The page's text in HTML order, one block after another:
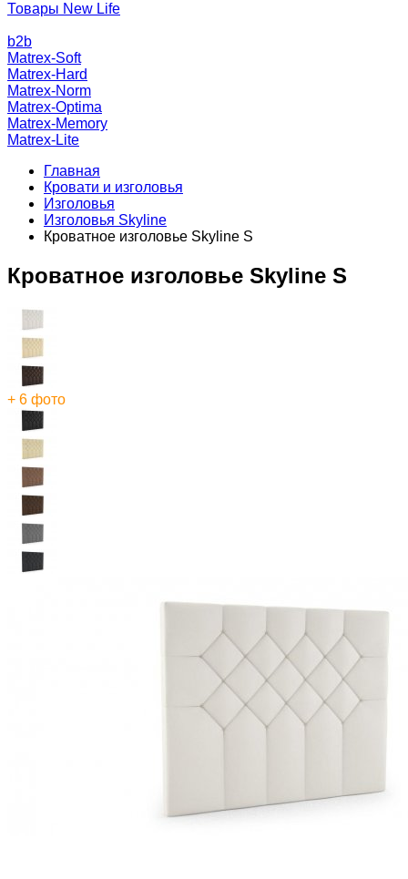
Товары New Life
b2b
Matrex-Soft
Matrex-Hard
Matrex-Norm
Matrex-Optima
Matrex-Memory
Matrex-Lite
Главная
Кровати и изголовья
Изголовья
Изголовья Skyline
Кроватное изголовье Skyline S
Кроватное изголовье Skyline S
+ 6 фото